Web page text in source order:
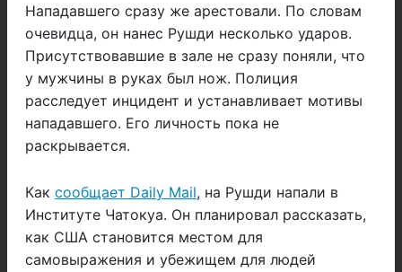
Нападавшего сразу же арестовали. По словам
очевидца, он нанес Рушди несколько ударов.
Присутствовавшие в зале не сразу поняли, что
у мужчины в руках был нож. Полиция
расследует инцидент и устанавливает мотивы
нападавшего. Его личность пока не
раскрывается.
Как сообщает Daily Mail, на Рушди напали в
Институте Чатокуа. Он планировал рассказать,
как США становится местом для
самовыражения и убежищем для людей